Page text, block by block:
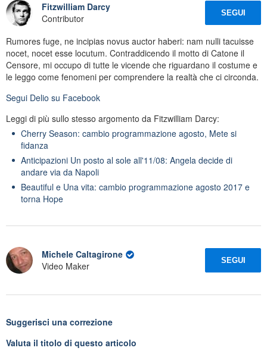
Fitzwilliam Darcy
Contributor
SEGUI
Rumores fuge, ne incipias novus auctor haberi: nam nulli tacuisse
nocet, nocet esse locutum. Contraddicendo il motto di Catone il
Censore, mi occupo di tutte le vicende che riguardano il costume e
le leggo come fenomeni per comprendere la realtà che ci circonda.
Segui Delio su Facebook
Leggi di più sullo stesso argomento da Fitzwilliam Darcy:
Cherry Season: cambio programmazione agosto, Mete si
fidanza
Anticipazioni Un posto al sole all'11/08: Angela decide di
andare via da Napoli
Beautiful e Una vita: cambio programmazione agosto 2017 e
torna Hope
Michele Caltagirone
Video Maker
SEGUI
Suggerisci una correzione
Valuta il titolo di questo articolo